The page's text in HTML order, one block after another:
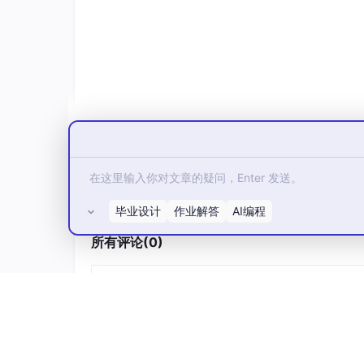
所有评论(0)
毕业设计 作业解答 AI编程